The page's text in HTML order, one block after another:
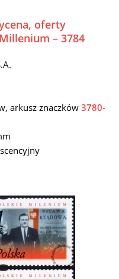
oferty
– 3784
arkusz znaczków3780-